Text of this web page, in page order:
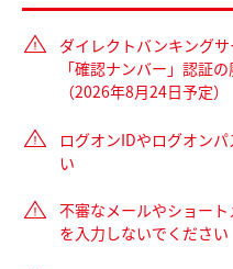
ダイレクトバンキングサ
「確認ナンバー」認証
（2026年8月24日予定）
ログオンIDやログオン
い
不審なメールやショー
を入力しないでください